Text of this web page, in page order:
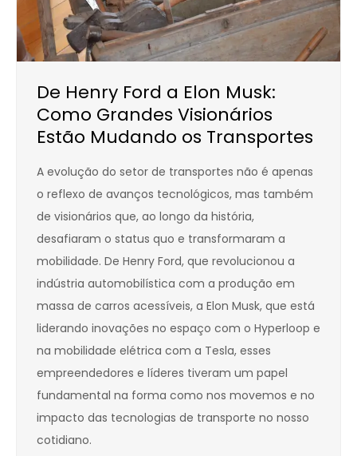
De Henry Ford a Elon Musk:
Como Grandes Visionários
Estão Mudando os Transportes
A evolução do setor de transportes não é apenas
o reflexo de avanços tecnológicos, mas também
de visionários que, ao longo da história,
desafiaram o status quo e transformaram a
mobilidade. De Henry Ford, que revolucionou a
indústria automobilística com a produção em
massa de carros acessíveis, a Elon Musk, que está
liderando inovações no espaço com o Hyperloop e
na mobilidade elétrica com a Tesla, esses
empreendedores e líderes tiveram um papel
fundamental na forma como nos movemos e no
impacto das tecnologias de transporte no nosso
cotidiano.